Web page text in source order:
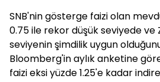
SNB'nin gösterge faizi olan
0.75 ile rekor düşük seviyede ve
seviyenin şimdilik uygun
Bloomberg'in aylık anketine
faizi eksi yüzde 1.25'e kadar